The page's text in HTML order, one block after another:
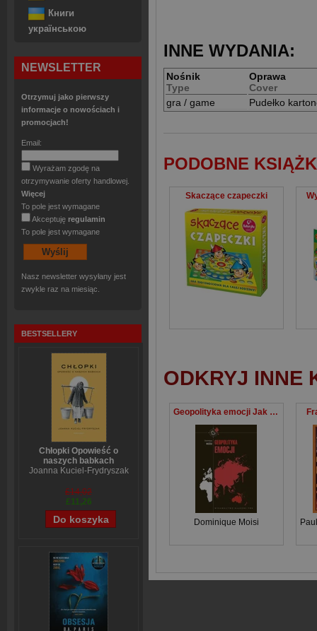
Книги
українською
NEWSLETTER
Otrzymuj jako pierwszy
informacje o nowościach i
promocjach!
Email:
Wyrażam zgodę na
otrzymywanie oferty handlowej.
Więcej
To pole jest wymagane
Akceptuję regulamin
To pole jest wymagane
Nasz newsletter wysyłany jest
zwykle raz na miesiąc.
BESTSELLERY
Chłopki Opowieść o
naszych babkach
Joanna Kuciel-Frydryszak
£14,02
£11,26
INNE WYDANIA:
Nośnik
Type
Oprawa
Cover
gra / game
Pudełko
PODOBNE
Skaczące czapeczki
ODKRYJ INNE
Geopolityka emocji Jak kultury strachu, upokorzenia i nadziei przeobrażają świat
Dominique Moisi